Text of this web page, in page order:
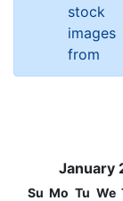
stock
images
from
January
Su Mo Tu We